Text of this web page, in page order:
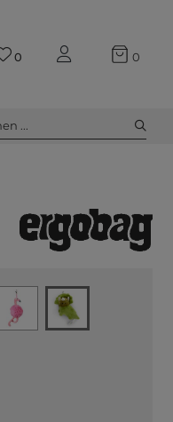
0 0
...